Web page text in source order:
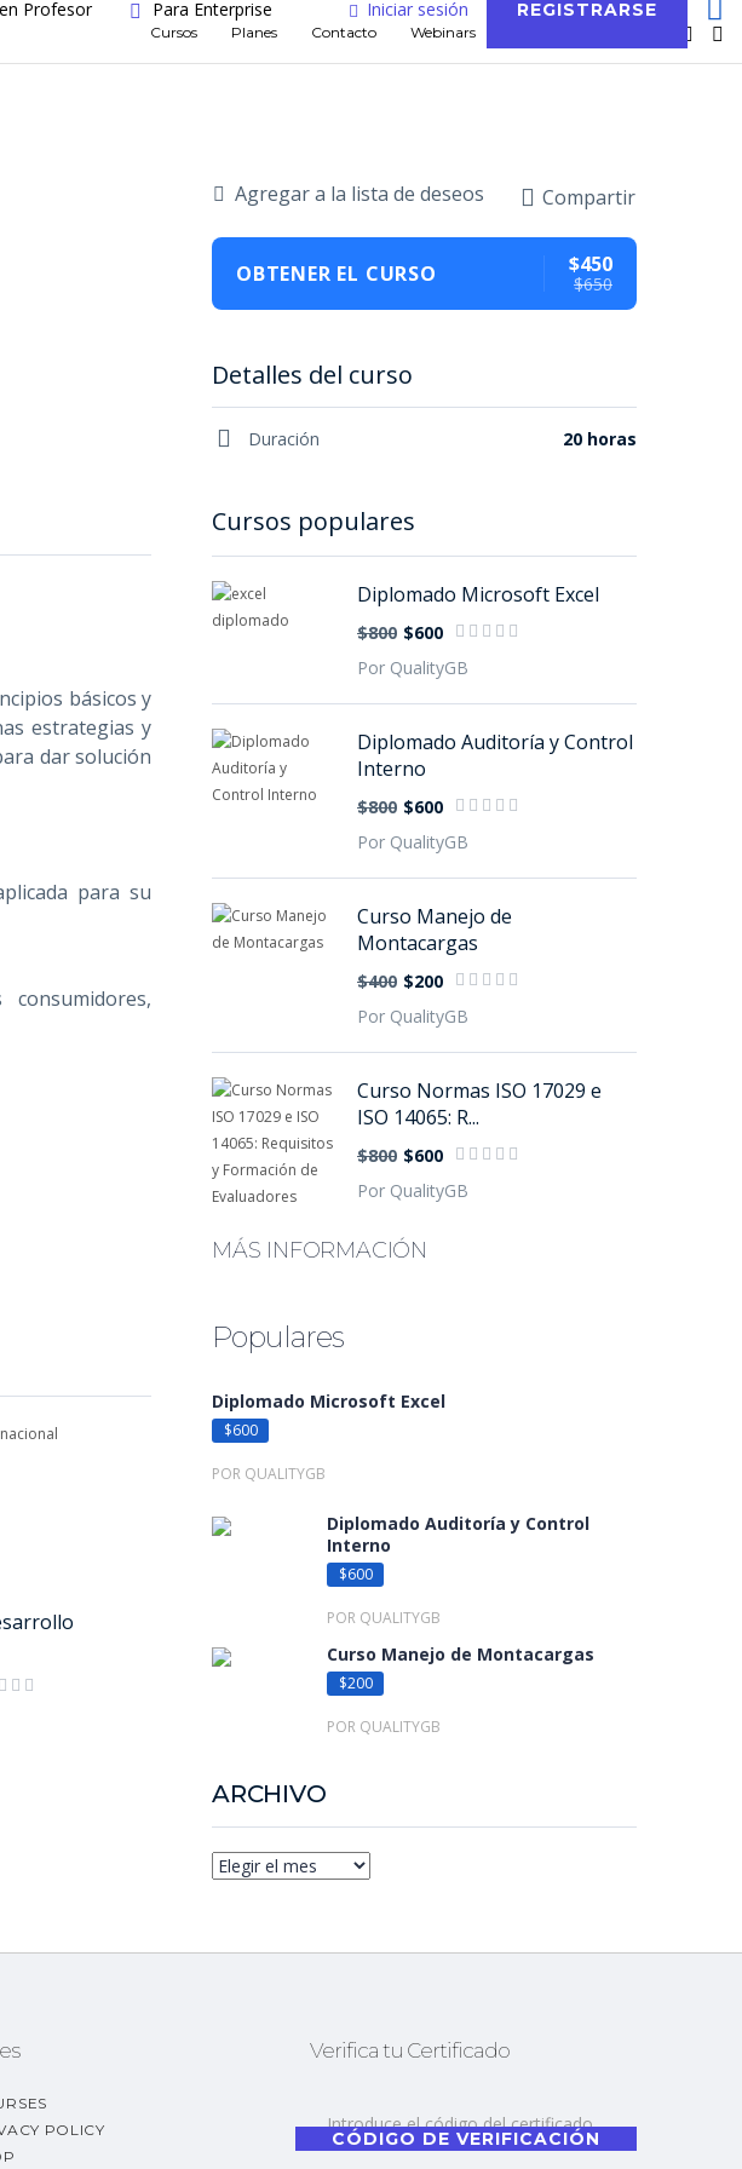
Cursos Planes Contacto Webinars
Profesor Para Enterprise Iniciar sesión REGISTRARSE
básicos y
estrategias y
dar solución
para su
Agregar a la lista de deseos Compartir
OBTENER EL CURSO $450
$650
Detalles del curso
Duración 20 horas
Cursos populares
Diplomado Microsoft Excel
$800 $600
Por QualityGB
Diplomado Auditoría y Control
Interno
$800 $600
Por QualityGB
Curso Manejo de
Montacargas
$400 $200
Por QualityGB
Curso Normas ISO 17029 e
ISO 14065: R...
$800 $600
Por QualityGB
MÁS INFORMACIÓN
Populares
Diplomado Microsoft Excel
$600
POR QUALITYGB
Diplomado Auditoría y Control
Interno
$600
POR QUALITYGB
Curso Manejo de Montacargas
$200
POR QUALITYGB
ARCHIVO
POLICY
Verifica tu Certificado
CÓDIGO DE VERIFICACIÓN